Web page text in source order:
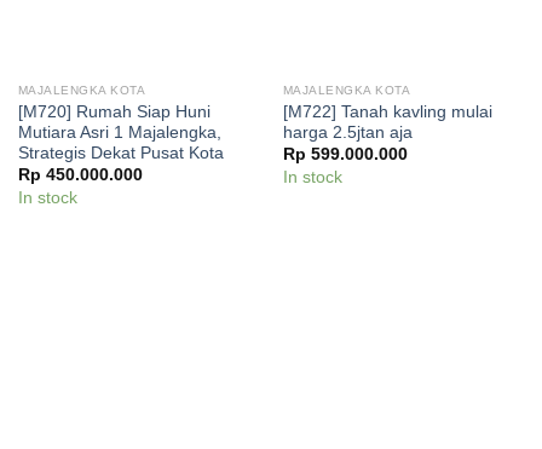
MAJALENGKA KOTA
[M720] Rumah Siap Huni
Mutiara Asri 1 Majalengka,
Strategis Dekat Pusat Kota
Rp 450.000.000
In stock
MAJALENGKA KOTA
[M722] Tanah kavling mulai
harga 2.5jtan aja
Rp 599.000.000
In stock